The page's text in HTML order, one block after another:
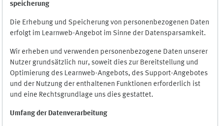
speicherung
Die Erhebung und Speicherung von personenbezogenen Daten
erfolgt im Learnweb-Angebot im Sinne der Datensparsamkeit.
Wir erheben und verwenden personenbezogene Daten unserer
Nutzer grundsätzlich nur, soweit dies zur Bereitstellung und
Optimierung des Learnweb-Angebots, des Support-Angebotes
und der Nutzung der enthaltenen Funktionen erforderlich ist
und eine Rechtsgrundlage uns dies gestattet.
Umfang der Datenverarbeitung